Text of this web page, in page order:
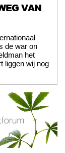
VAN
de war on
het
liggen wij nog